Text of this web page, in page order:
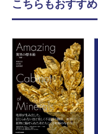
こちらもおすすめ